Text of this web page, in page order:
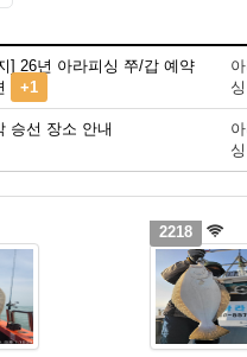
] 26년 아라피싱 쭈/갑 예약
+1
싱
승선 장소 안내
싱
2218